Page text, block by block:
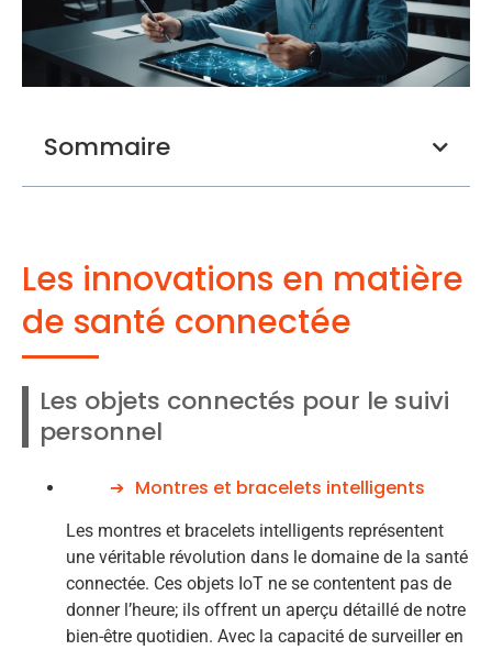
Sommaire
Les innovations en matière
de santé connectée
Les objets connectés pour le suivi
personnel
Montres et bracelets intelligents
Les montres et bracelets intelligents représentent
une véritable révolution dans le domaine de la santé
connectée. Ces objets IoT ne se contentent pas de
donner l’heure; ils offrent un aperçu détaillé de notre
bien-être quotidien. Avec la capacité de surveiller en